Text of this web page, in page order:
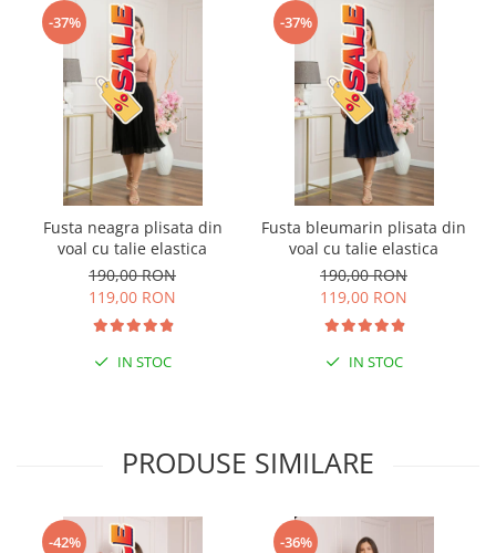
-37%
Fusta neagra plisata din
voal cu talie elastica
190,00 RON
119,00 RON
IN STOC
-37%
Fusta bleumarin plisata din
voal cu talie elastica
190,00 RON
119,00 RON
IN STOC
PRODUSE SIMILARE
-42% -36%